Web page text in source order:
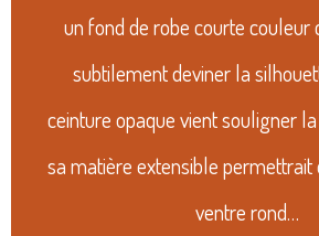
un fond de robe courte couleur
subtilement deviner la
ceinture opaque vient souligner
sa matière extensible permettrait
ventre rond…